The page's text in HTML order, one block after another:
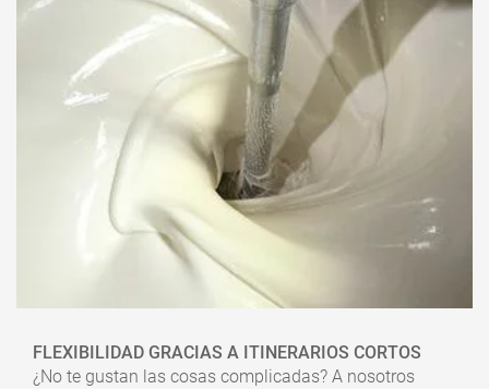
FLEXIBILIDAD GRACIAS A ITINERARIOS CORTOS
¿No te gustan las cosas complicadas? A nosotros